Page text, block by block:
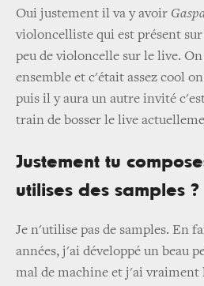
Oui justement il va y avoir
violoncelliste qui est présent
peu de violoncelle sur le live.
ensemble et c'était assez cool
puis il y aura un autre invité
train de bosser le live
Justement tu
utilises des samples ?
Je n'utilise pas de samples. En
années, j'ai développé un beau
mal de machine et j'ai vraiment